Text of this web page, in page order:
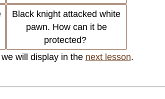
Black knight attacked white
pawn. How can it be
protected?
will display in the next lesson.